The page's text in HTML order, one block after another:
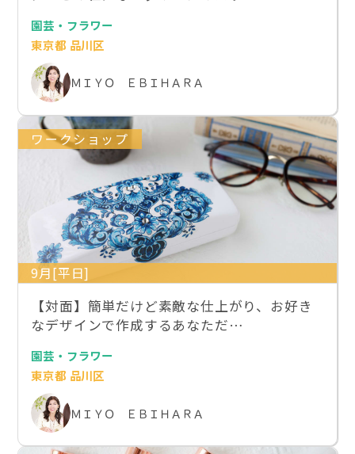
園芸・フラワー
東京都 品川区
ＭＩＹＯ ＥＢＩＨＡＲＡ
ワークショップ
9月[平日]
【対面】簡単だけど素敵な仕上がり、お好き
なデザインで作成するあなただ…
園芸・フラワー
東京都 品川区
ＭＩＹＯ ＥＢＩＨＡＲＡ